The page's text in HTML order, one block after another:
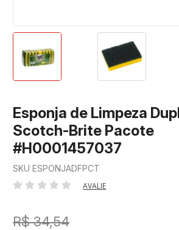
Esponja de Limpeza
Scotch-Brite Pacote
#H0001457037
SKU ESPONJADFPCT
AVALIE
R$ 34,54